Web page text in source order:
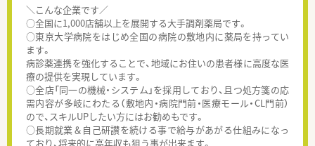
＼こんな企業です／
○全国に1,000店舗以上を展開する大手調剤薬局です。
○東京大学病院をはじめ全国の病院の敷地内に薬局を持ってい
ます。
病診薬連携を強化することで、地域にお住いの患者様に高度な医
療の提供を実現しています。
○全店「同一の機械・システム」を採用しており、且つ処方箋の応
需内容が多岐にわたる（敷地内・病院門前・医療モール・CL門前）
ので、スキルUPしたい方にはお勧めもです。
○長期就業＆自己研讃を続ける事で給与があがる仕組みになっ
ており、将来的に高年収も狙う事が出来ます。